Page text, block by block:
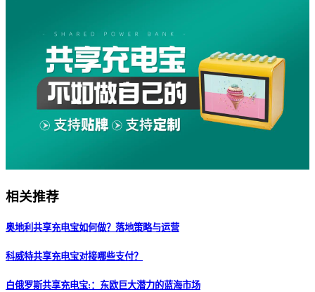
相关推荐
奥地利共享充电宝如何做？落地策略与运营
科威特共享充电宝对接哪些支付？
白俄罗斯共享充电宝:：东欧巨大潜力的蓝海市场